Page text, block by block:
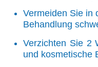
Vermeiden Sie in
Behandlung
Verzichten Sie 2
und kosmetische